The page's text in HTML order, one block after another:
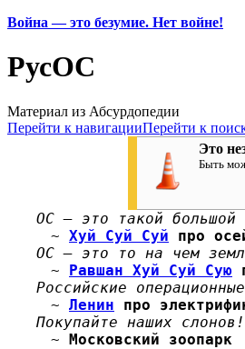
Война — это безумие. Нет войне!
РусОС
Материал из Абсурдопедии
Перейти к навигацииПерейти к
Это
Быть
ОС — это такой большой
~ Хуй Суй Суй про
ОС — это то на чем
~ Равшан Хуй Суй Сую
Российские
~ Ленин про
Покупайте наших слонов!
~ Московский зоопарк